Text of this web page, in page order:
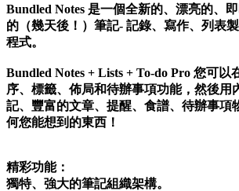
Bundled Notes 是一個全新的、漂亮的、
的（幾天後！）筆記- 記錄、寫作、列表
程式。
Bundled Notes + Lists + To-do Pro 您可以
序、標籤、佈局和待辦事項功能，然後用
記、豐富的文章、提醒、食譜、待辦事項
何您能想到的東西！
精彩功能：
獨特、強大的筆記組織架構。